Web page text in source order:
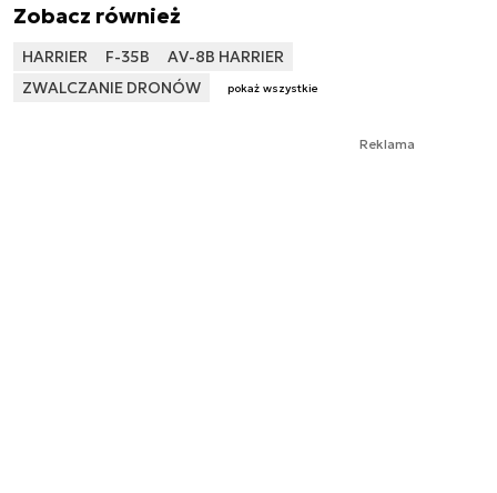
Zobacz również
HARRIER F-35B
AV-8B HARRIER
ZWALCZANIE DRONÓW
pokaż wszystkie
Reklama